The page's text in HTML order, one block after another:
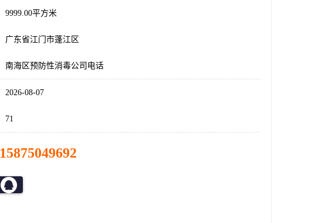
9999.00平方米
广东省江门市蓬江区
南海区预防性消毒公司电话
2026-08-07
71
15875049692